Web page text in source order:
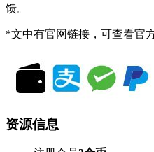
馈。
*文中有官网链接，可查看官
资源信息